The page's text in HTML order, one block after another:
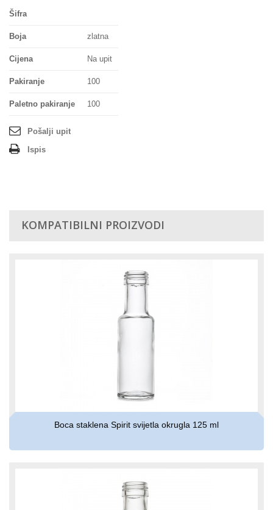
Šifra
Boja zlatna
Cijena Na upit
Pakiranje 100
Paletno pakiranje 100
Pošalji upit
Ispis
KOMPATIBILNI PROIZVODI
Boca staklena Spirit svijetla okrugla 125 ml